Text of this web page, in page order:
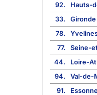
92.
Hauts-
33.
Gironde
78.
77.
Seine-
44.
Loire-
94.
Val-de-
91.
Essonne